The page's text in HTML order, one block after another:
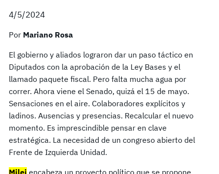
4/5/2024
Por Mariano Rosa
El gobierno y aliados lograron dar un paso táctico en
Diputados con la aprobación de la Ley Bases y el
llamado paquete fiscal. Pero falta mucha agua por
correr. Ahora viene el Senado, quizá el 15 de mayo.
Sensaciones en el aire. Colaboradores explícitos y
ladinos. Ausencias y presencias. Recalcular el nuevo
momento. Es imprescindible pensar en clave
estratégica. La necesidad de un congreso abierto del
Frente de Izquierda Unidad.
Milei encabeza un proyecto político que se propone